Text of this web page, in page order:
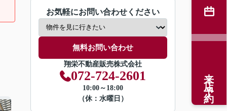
お気軽にお問い合わせください
無料お問い合わせ
翔栄不動産販売株式会社
072-724-2601
10:00～18:00
（休：水曜日）
来店予約